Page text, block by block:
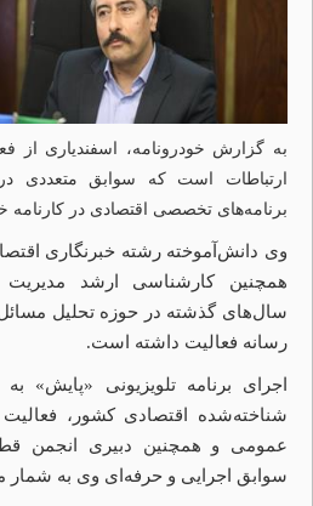
به گزارش خودرونامه، اسفندیاری از
ارتباطات است که سوابق متعددی
برنامه‌های تخصصی اقتصادی در کارنامه
وی دانش‌آموخته رشته خبرنگاری
همچنین کارشناسی ارشد
سال‌های گذشته در حوزه تحلیل
رسانه فعالیت داشته است.
اجرای برنامه تلویزیونی «پایش»
شناخته‌شده اقتصادی کشور،
عمومی و همچنین دبیری انجمن
سوابق اجرایی و حرفه‌ای وی به شمار